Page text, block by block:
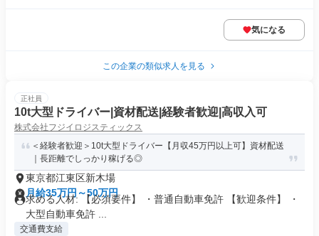
気になる
この企業の類似求人を見る
正社員
10t大型ドライバー|資材配送|経験者歓迎|高収入可
株式会社フジイロジスティックス
＜経験者歓迎＞10t大型ドライバー【月収45万円以上可】資材配送
｜長距離でしっかり稼げる◎
東京都江東区新木場
月給35万円～50万円
求める人材: 【必須要件】 ・普通自動車免許 【歓迎条件】 ・
大型自動車免許 ...
交通費支給